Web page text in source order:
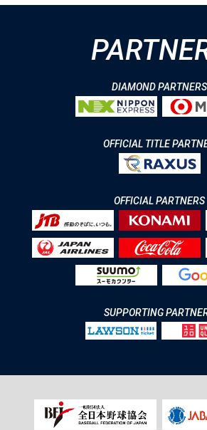
DIAMOND PARTNERS
OFFICIAL TITLE
OFFICIAL PARTNERS
SUPPORTING